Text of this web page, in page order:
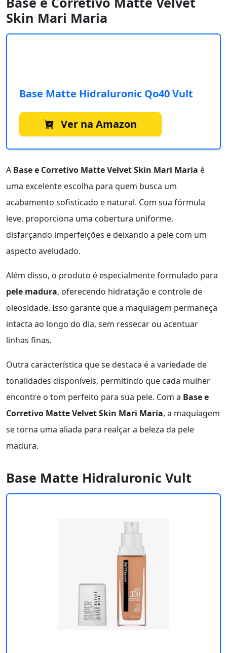
Skin Mari Maria
Base Matte Hidraluronic Qo40 Vult
Ver na Amazon
A Base e Corretivo Matte Velvet Skin Mari Maria é
uma excelente escolha para quem busca um
acabamento sofisticado e natural. Com sua fórmula
leve, proporciona uma cobertura uniforme,
disfarçando imperfeições e deixando a pele com um
aspecto aveludado.
Além disso, o produto é especialmente formulado para
pele madura, oferecendo hidratação e controle de
oleosidade. Isso garante que a maquiagem permaneça
intacta ao longo do dia, sem ressecar ou acentuar
linhas finas.
Outra característica que se destaca é a variedade de
tonalidades disponíveis, permitindo que cada mulher
encontre o tom perfeito para sua pele. Com a Base e
Corretivo Matte Velvet Skin Mari Maria, a maquiagem
se torna uma aliada para realçar a beleza da pele
madura.
Base Matte Hidraluronic Vult